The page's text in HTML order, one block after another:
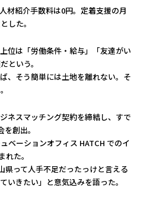
材紹介手数料は0円。定着支援の月
した。
位は「労働条件・給与」「友達がい
という。
、そう簡単には土地を離れない。そ
ネスマッチング契約を締結し、すで
創出。
ベーションオフィス HATCH でのイ
た。
県って人手不足だったっけと言える
いきたい」と意気込みを語った。